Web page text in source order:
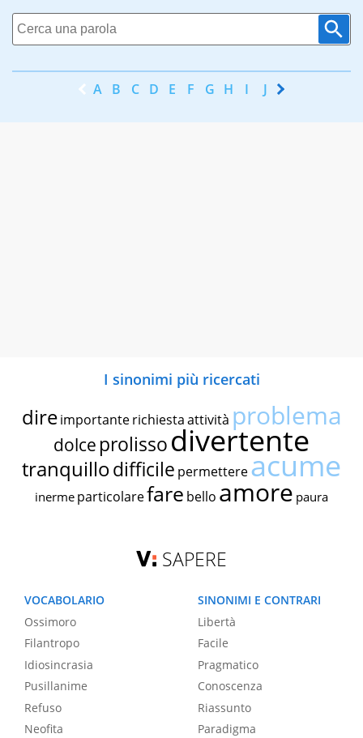
A B C D E F G H I J K
I sinonimi più ricercati
dire importante richiestaattività problema
dolce prolissodivertente
tranquillodifficile permettereacume
inerme particolarefare bello amore paura
SAPERE
VOCABOLARIO
Ossimoro
Filantropo
Idiosincrasia
Pusillanime
Refuso
Neofita
SINONIMI E CONTRARI
Libertà
Facile
Pragmatico
Conoscenza
Riassunto
Paradigma